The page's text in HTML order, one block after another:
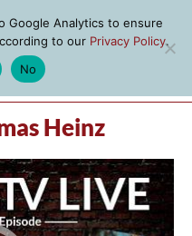
Heinz
Google Analytics to ensure
to our Privacy Policy.
No